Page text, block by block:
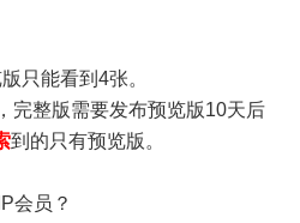
只能看到4张。
完整版需要发布预览版10天后
到的只有预览版。
会员？